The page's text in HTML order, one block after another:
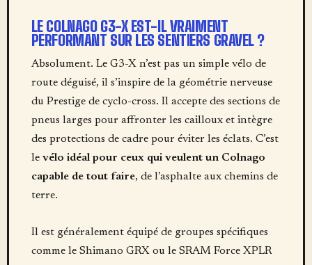
LE COLNAGO G3-X EST-IL VRAIMENT
PERFORMANT SUR LES SENTIERS GRAVEL ?
Absolument. Le G3-X n’est pas un simple vélo de
route déguisé, il s’inspire de la géométrie nerveuse
du Prestige de cyclo-cross. Il accepte des sections de
pneus larges pour affronter les cailloux et intègre
des protections de cadre pour éviter les éclats. C’est
le vélo idéal pour ceux qui veulent un Colnago
capable de tout faire, de l’asphalte aux chemins de
terre.
Il est généralement équipé de groupes spécifiques
comme le Shimano GRX ou le SRAM Force XPLR